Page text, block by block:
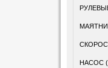
НАСОС